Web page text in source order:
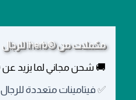
مكملات من ®iherb للرجال
🚚 شحن مجاني لما يزيد عن 250.00 ر.س
✅فيتامينات متعددة للرجال